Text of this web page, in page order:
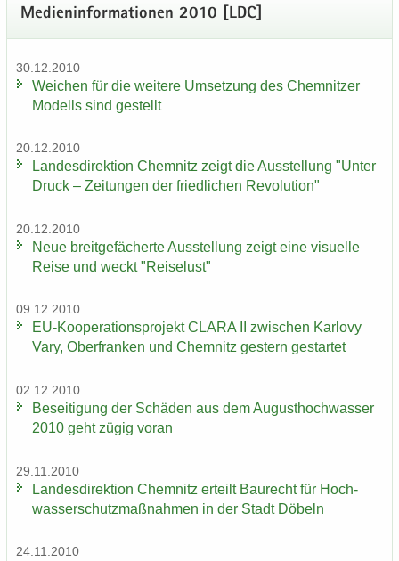
Me­di­en­in­for­ma­tio­nen 2010 [LDC]
30.12.2010
Wei­chen für die wei­te­re Um­set­zung des Chem­nit­zer
Mo­dells sind ge­stellt
20.12.2010
Lan­des­di­rek­ti­on Chem­nitz zeigt die Aus­stel­lung "Unter
Druck – Zei­tun­gen der fried­li­chen Re­vo­lu­ti­on"
20.12.2010
Neue breit­ge­fä­cher­te Aus­stel­lung zeigt eine vi­su­el­le
Reise und weckt "Rei­se­lust"
09.12.2010
EU-​Kooperationsprojekt CLARA II zwi­schen Kar­lo­vy
Vary, Ober­fran­ken und Chem­nitz ges­tern ge­star­tet
02.12.2010
Be­sei­ti­gung der Schä­den aus dem Au­gust­hoch­was­ser
2010 geht zügig voran
29.11.2010
Lan­des­di­rek­ti­on Chem­nitz er­teilt Bau­recht für Hoch­
was­ser­schutz­maß­nah­men in der Stadt Dö­beln
24.11.2010